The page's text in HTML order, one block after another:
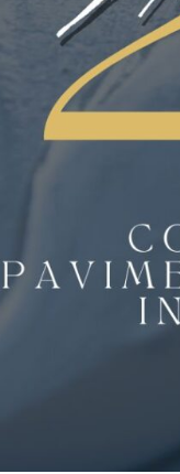
volta, ma ben
a basso
qualità, con infinite
pavimentazioni
combinazioni degli